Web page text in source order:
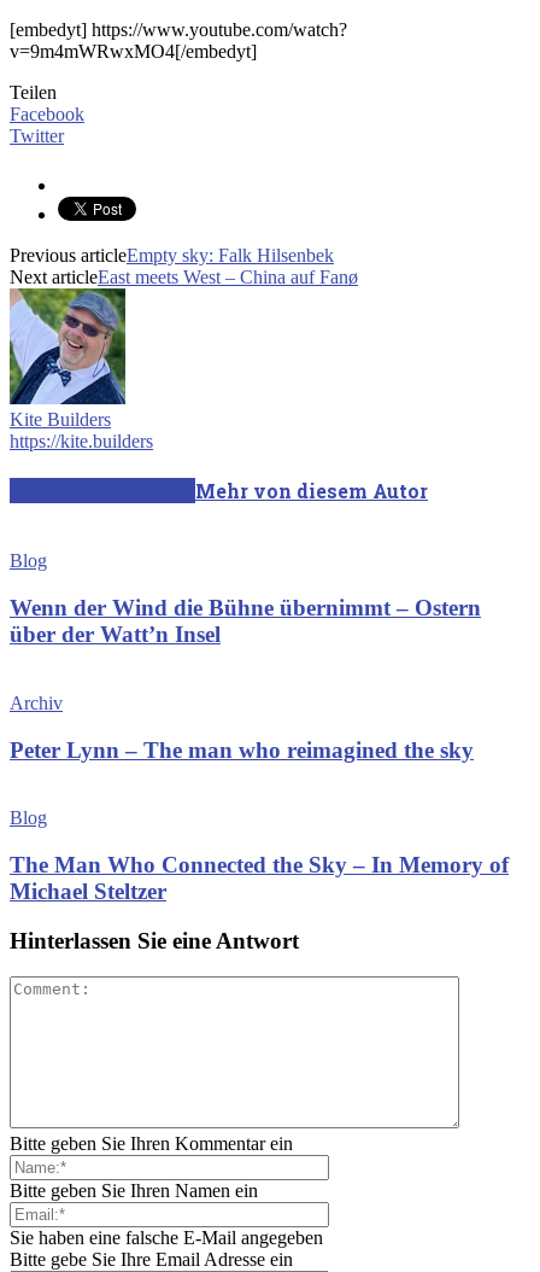
[embedyt] https://www.youtube.com/watch?
v=9m4mWRwxMO4[/embedyt]
Teilen
Facebook
Twitter
Previous articleEmpty sky: Falk Hilsenbek
Next articleEast meets West – China auf Fanø
Kite Builders
https://kite.builders
Mehr von diesem Autor
Blog
Wenn der Wind die Bühne übernimmt – Ostern
über der Watt’n Insel
Archiv
Peter Lynn – The man who reimagined the sky
Blog
The Man Who Connected the Sky – In Memory of
Michael Steltzer
Hinterlassen Sie eine Antwort
Bitte geben Sie Ihren Kommentar ein
Bitte geben Sie Ihren Namen ein
Sie haben eine falsche E-Mail angegeben
Bitte gebe Sie Ihre Email Adresse ein